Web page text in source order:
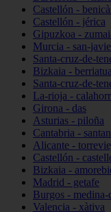
Castellón -
Castellón - jérica
Gipuzkoa -
Murcia - san-
Santa-cruz-de-
Bizkaia - berriatua
Santa-cruz-de-
La-rioja -
Girona - das
Asturias - piloña
Cantabria -
Alicante -
Castellón -
Bizkaia -
Madrid - getafe
Burgos - medina-
Valencia - xàtiva